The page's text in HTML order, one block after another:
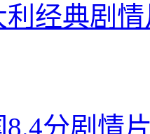
利经典剧
8.4分剧情